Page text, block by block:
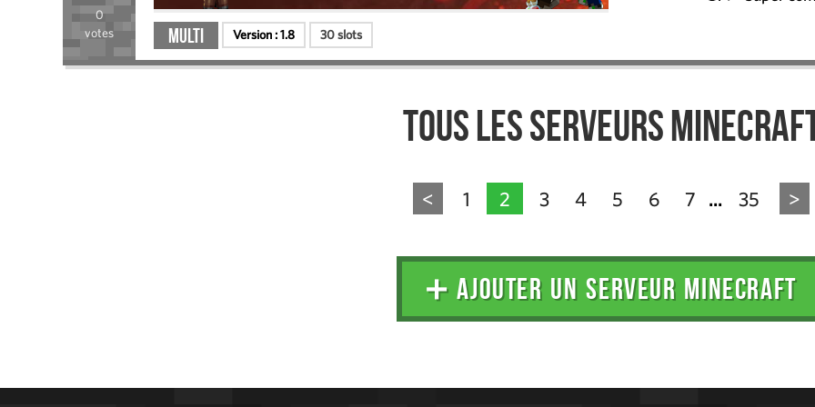
0
votes
Multi Version :1.8 30 slots
Tous les serveurs
< 1 2 3 4 5 6 7 ... 35 >
➕ AJOUTER UN SERVEUR MINECRAFT